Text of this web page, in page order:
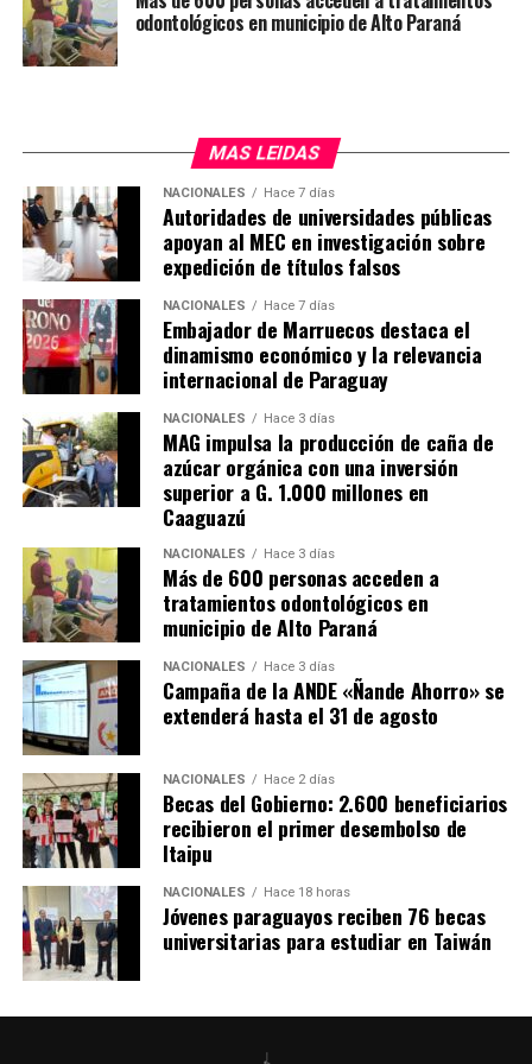
pacientes oncológicos de Caazapá puedan ser
trasladados para seguir su tratamiento en el nuevo
El nuevo hospital cuenta con 10 sillones para el
tratamiento de quimioterapia, que estarán operativas de
lunes a viernes, de 7 de la mañana a 7 de la tarde, para
atender a más de 50 pacientes por día.
El Hospital Día inaugurado en Caazapá en el número 15
que habilita el actual gobierno. En ese sentido, el
presidente de la República, Santiago Peña, destacó que
bajo su adminitración el presupuesto del Instituto
Nacional del Cáncer creció más de tres veces y que
actualmente se está haciendo una inversión en
infraestructura como nunca antes.
Anunció también que su gobierno seguirá invirtiendo
para que todos los pacientes tengan la mejor atención.
Por su parte, El gobernador de Caazapá, Cristian Acosta,
afirmó que la habilitación de este hospital especializado
es «un sueño que se está cumpliendo» y anunció que
próximamente se prevé habilitar también un centro
nefrológico, que actualmente se está construyendo
mediante una inversión de más de 3.000 millones de
guaraníes por parte de la Entidad Binacional Yacyretá.
odontológicos en municipio de Alto Paraná
MAS LEIDAS
NACIONALES Hace 7 días
Autoridades de universidades públicas
apoyan al MEC en investigación sobre
expedición de títulos falsos
NACIONALES Hace 7 días
Embajador de Marruecos destaca el
dinamismo económico y la relevancia
internacional de Paraguay
NACIONALES Hace 3 días
MAG impulsa la producción de caña de
azúcar orgánica con una inversión
superior a G. 1.000 millones en
Caaguazú
NACIONALES Hace 3 días
Más de 600 personas acceden a
tratamientos odontológicos en
municipio de Alto Paraná
NACIONALES Hace 3 días
Campaña de la ANDE «Ñande Ahorro» se
extenderá hasta el 31 de agosto
NACIONALES Hace 2 días
Becas del Gobierno: 2.600 beneficiarios
recibieron el primer desembolso de
Itaipu
NACIONALES Hace 18 horas
Jóvenes paraguayos reciben 76 becas
universitarias para estudiar en Taiwán